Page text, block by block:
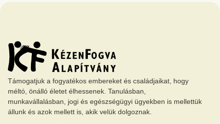
Támogatjuk a fogyatékos embereket és családjaikat, hogy
méltó, önálló életet élhessenek. Tanulásban,
munkavállalásban, jogi és egészségügyi ügyekben is mellettük
állunk és azok mellett is, akik velük dolgoznak.